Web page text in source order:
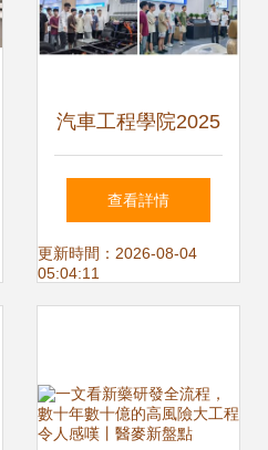
汽車工程學院2025
級研究生新生參觀
汽車動力傳動與電
實驗室和校史館活
查看詳情
更新時間：2026-08-04
05:04:11